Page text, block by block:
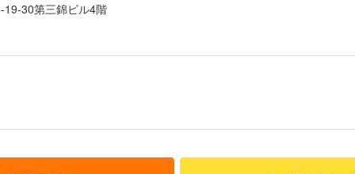
19-30第三錦ビル4階